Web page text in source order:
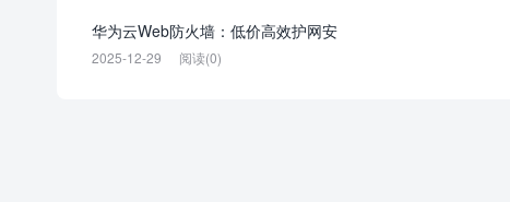
华为云Web防火墙：低价高效护网安
2025-12-29 阅读(0)